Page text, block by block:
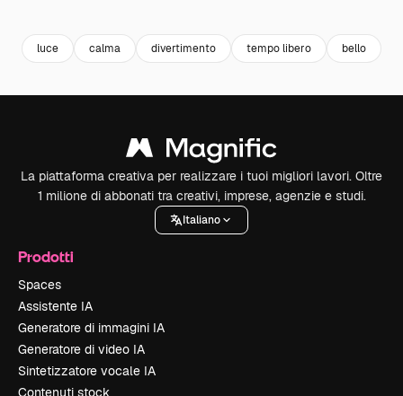
luce calma divertimento tempo libero bello
La piattaforma creativa per realizzare i tuoi migliori lavori. Oltre
1 milione di abbonati tra creativi, imprese, agenzie e studi.
Italiano
Prodotti
Spaces
Assistente IA
Generatore di immagini IA
Generatore di video IA
Sintetizzatore vocale IA
Contenuti stock